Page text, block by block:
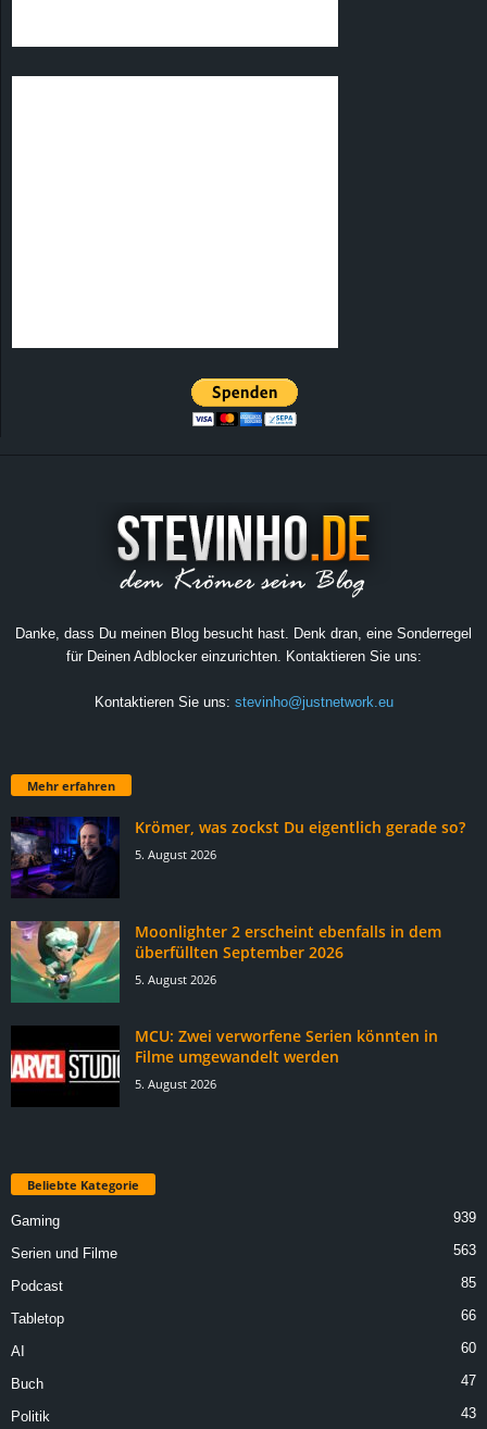
Danke, dass Du meinen Blog besucht hast. Denk dran, eine Sonderregel
für Deinen Adblocker einzurichten. Kontaktieren Sie uns:
Kontaktieren Sie uns: stevinho@justnetwork.eu
Mehr erfahren
Krömer, was zockst Du eigentlich gerade so?
5. August 2026
Moonlighter 2 erscheint ebenfalls in dem
überfüllten September 2026
5. August 2026
MCU: Zwei verworfene Serien könnten in
Filme umgewandelt werden
5. August 2026
Beliebte Kategorie
Gaming 939
Serien und Filme 563
Podcast 85
Tabletop 66
AI 60
Buch 47
Politik 43